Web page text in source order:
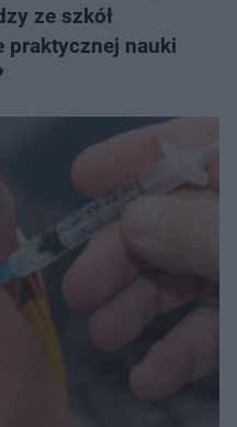
ze szkół
praktycznej nauki